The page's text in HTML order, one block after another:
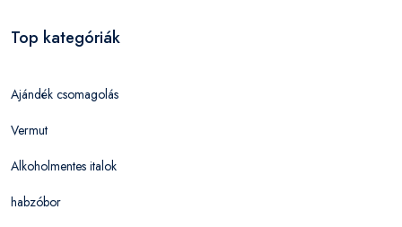
Top kategóriák
Ajándék csomagolás
Vermut
Alkoholmentes italok
habzóbor